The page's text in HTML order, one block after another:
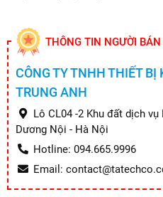
THÔNG TIN NGƯỜI BÁN
CÔNG TY TNHH THIẾT
TRUNG ANH
Lô CL04 -2 Khu đất dịch
Dương Nội - Hà Nội
Hotline: 094.665.9996
Email: